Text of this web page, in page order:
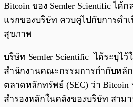
Bitcoin ของ Semler Scientific ได้
แรกของบริษัท ควบคู่ไปกับการดำ
สุขภาพ
บริษัท Semler Scientific ได้ระบุไว้
สำนักงานคณะกรรมการกำกับหลั
ตลาดหลักทรัพย์ (SEC) ว่า
สำรองหลักในคลังของบริษัท สาม